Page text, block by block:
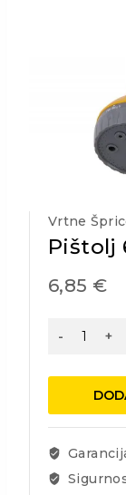
Vrtne
Pištolj
6,85 €
Pištolj
Delux